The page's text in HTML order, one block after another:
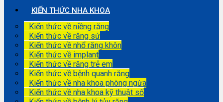
KIẾN THỨC NHA KHOA
Kiến thức về niềng răng
Kiến thức về răng sứ
Kiến thức về nhổ răng khôn
Kiến thức về implant
Kiến thức về răng trẻ em
Kiến thức về bệnh quanh răng
Kiến thức về nha khoa phòng ngừa
Kiến thức về nha khoa kỹ thuật số